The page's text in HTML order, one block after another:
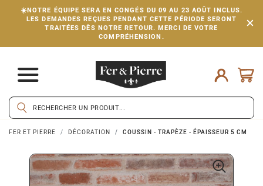
☀️NOTRE ÉQUIPE SERA EN CONGÉS DU 09 AU 23 AOÛT INCLUS.
LES DEMANDES REÇUES PENDANT CETTE PÉRIODE SERONT
TRAITÉES DÈS NOTRE RETOUR. MERCI DE VOTRE
COMPRÉHENSION.
FER ET PIERRE DÉCORATION COUSSIN - TRAPÈZE - ÉPAISSEUR 5 CM